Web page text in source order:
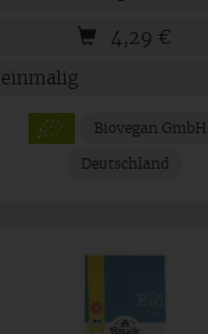
4,29 €
Biovegan GmbH
Deutschland